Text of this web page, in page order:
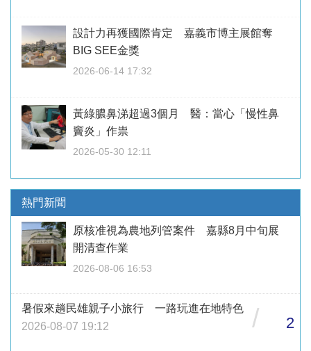
設計力再獲國際肯定 嘉義市博主展館奪
BIG SEE金獎
2026-06-14 17:32
黃綠膿鼻涕超過3個月 醫：當心「慢性鼻
竇炎」作祟
2026-05-30 12:11
熱門新聞
原核准視為農地列管案件 嘉縣8月中旬展
開清查作業
2026-08-06 16:53
暑假來趟民雄親子小旅行 一路玩進在地特色
2026-08-07 19:12
/ 2